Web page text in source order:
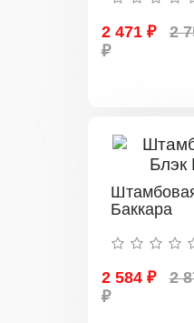
2 471 ₽
2
₽
Баккара
2 584 ₽
2
₽